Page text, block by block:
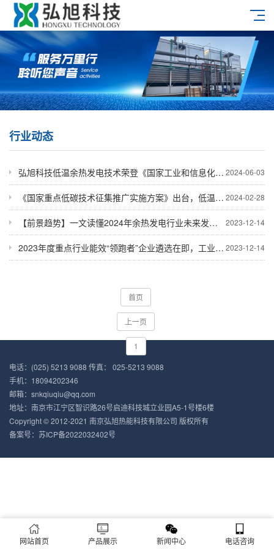
行业动态
2024-06-03
弘旭科技低温余热发电技术荣登《国家工业和信息化领域节能降碳技术装备推荐目录（2024年版）》
2024-02-28
《国家重点低碳技术征集推广实施方案》出台，低温余热发电行业或迎来增长爆发
2023-12-14
【前景趋势】一文读懂2024年余热发电行业未来发展前景
2023-12-14
2023年度重点行业能效“领跑者”企业遴选在即，工业绿色发展刻不容缓！
首页
上一页
1
电话：(025) 5213 9088 传真： 025-5213 9088
手机：18094202346
邮箱：snkqiuqiu@qq.com
地址：南京市江宁区智识路26号启迪科技城立业园A5-1号楼6楼
Copyright © 2012-2021 南京弘旭热能科技有限公司 版权所有
备案号： 苏ICP备2022032402号
网站首页 产品展示 新闻中心 电话咨询